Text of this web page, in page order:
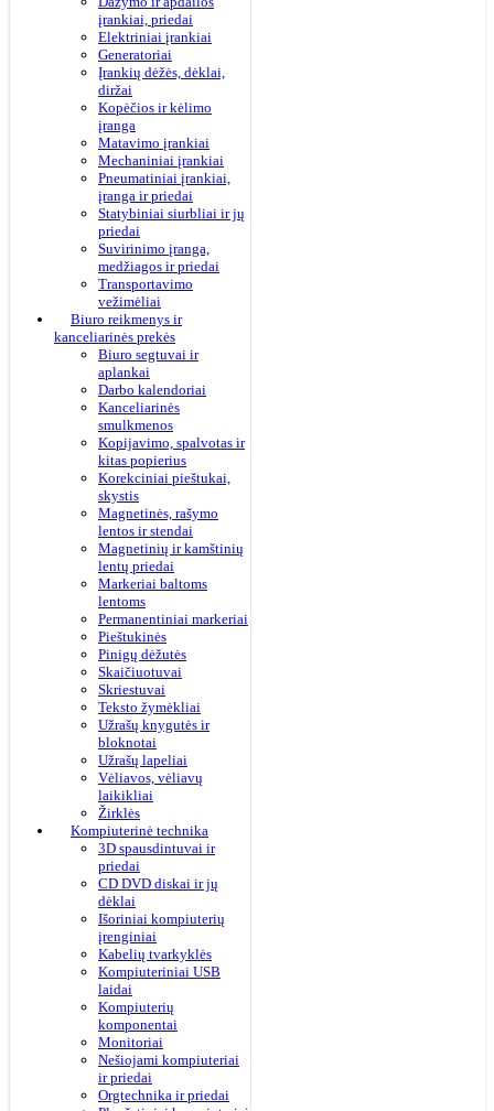
įrankiai, priedai
Elektriniai įrankiai
Generatoriai
Įrankių dėžės, dėklai,
diržai
Kopėčios ir kėlimo
įranga
Matavimo įrankiai
Mechaniniai įrankiai
Pneumatiniai įrankiai,
įranga ir priedai
Statybiniai siurbliai ir jų
priedai
Suvirinimo įranga,
medžiagos ir priedai
Transportavimo
vežimėliai
Biuro reikmenys ir
kanceliarinės prekės
Biuro segtuvai ir
aplankai
Darbo kalendoriai
Kanceliarinės
smulkmenos
Kopijavimo, spalvotas ir
kitas popierius
Korekciniai pieštukai,
skystis
Magnetinės, rašymo
lentos ir stendai
Magnetinių ir kamštinių
lentų priedai
Markeriai baltoms
lentoms
Permanentiniai markeriai
Pieštukinės
Pinigų dėžutės
Skaičiuotuvai
Skriestuvai
Teksto žymėkliai
Užrašų knygutės ir
bloknotai
Užrašų lapeliai
Vėliavos, vėliavų
laikikliai
Žirklės
Kompiuterinė technika
3D spausdintuvai ir
priedai
CD DVD diskai ir jų
dėklai
Išoriniai kompiuterių
įrenginiai
Kabelių tvarkyklės
Kompiuteriniai USB
laidai
Kompiuterių
komponentai
Monitoriai
Nešiojami kompiuteriai
ir priedai
Orgtechnika ir priedai